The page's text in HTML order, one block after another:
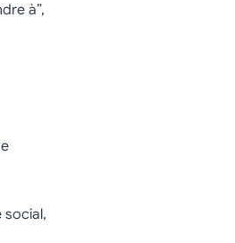
à”,
social,